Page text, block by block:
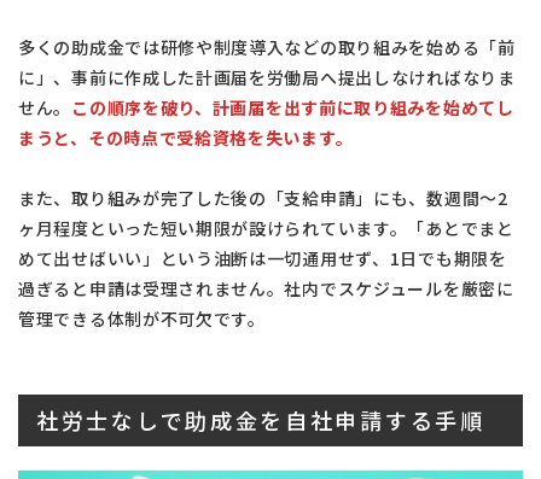
多くの助成金では研修や制度導入などの取り組みを始める「前
に」、事前に作成した計画届を労働局へ提出しなければなりま
せん。 この順序を破り、計画届を出す前に取り組みを始めてし
まうと、その時点で受給資格を失います。
また、取り組みが完了した後の「支給申請」にも、数週間〜2
ヶ月程度といった短い期限が設けられています。「あとでまと
めて出せばいい」という油断は一切通用せず、1日でも期限を
過ぎると申請は受理されません。社内でスケジュールを厳密に
管理できる体制が不可欠です。
社労士なしで助成金を自社申請する手順